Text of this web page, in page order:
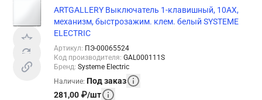
ARTGALLERY Выключатель 1-клавишный, 10АХ,
механизм, быстрозажим. клем. белый SYSTEME
ELECTRIC
Артикул: ПЭ-00065524
Код производителя: GAL000111S
Бренд: Systeme Electric
Наличие: Под заказ
281,00 ₽/шт